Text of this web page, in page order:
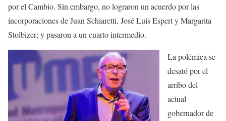
por el Cambio. Sin embargo, no lograron un acuerdo por las
incorporaciones de Juan Schiaretti, José Luis Espert y Margarita
Stolbizer; y pasaron a un cuarto intermedio.
La polémica se
desató por el
arribo del
actual
gobernador de